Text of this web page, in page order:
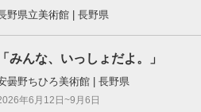
野県立美術館 | 長野県
「みんな、いっしょだよ。」
曇野ちひろ美術館 | 長野県
年6月12日~9月6日